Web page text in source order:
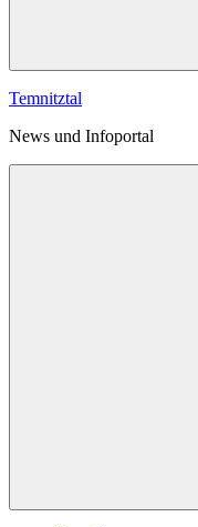
Temnitztal
News und Infoportal